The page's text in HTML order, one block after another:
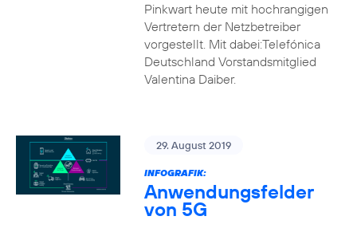
Pinkwart heute mit hochrangigen
Vertretern der Netzbetreiber
vorgestellt. Mit dabei:Telefónica
Deutschland Vorstandsmitglied
Valentina Daiber.
29. August 2019
INFOGRAFIK:
Anwendungsfelder
von 5G